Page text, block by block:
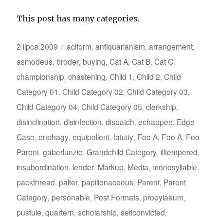
This post has many categories.
Opublikowano
2 lipca 2009 Kategorie
aciform,antiquarianism,arrangement,
asmodeus,broder,buying,Cat A,Cat B,Cat C,
championship,chastening,Child 1 ,Child 2,Child
Category 01 ,Child Category 02,Child Category 03,
Child Category 04,Child Category 05,clerkship,
disinclination,disinfection,dispatch,echappee, Edge
Case,enphagy,equipollent,fatuity, Foo A, Foo A, Foo
Parent,gaberlunzie,Grandchild Category, illtempered,
insubordination, lender, Markup, Media, monosyllable,
packthread, palter, papilionaceous, Parent, Parent
Category, personable, Post Formats, propylaeum,
pustule,quartern,scholarship,selfconvicted,